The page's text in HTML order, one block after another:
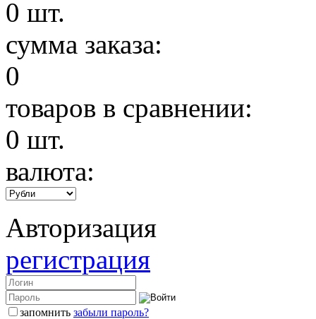
0 шт.
сумма заказа:
0
товаров в сравнении:
0 шт.
валюта:
Авторизация
регистрация
запомнить забыли пароль?